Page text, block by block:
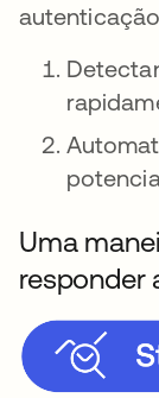
Uma
responder